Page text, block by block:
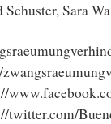
Schuster, Sara
twitter.com/